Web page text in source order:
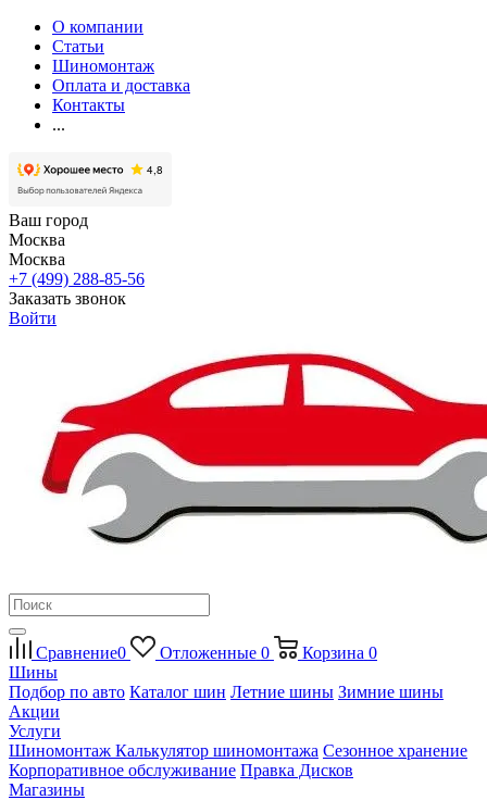
О компании
Статьи
Шиномонтаж
Оплата и доставка
Контакты
...
Ваш город
Москва
Москва
+7 (499) 288-85-56
Заказать звонок
Войти
Сравнение0 Отложенные 0 Корзина 0
Шины
Подбор по авто Каталог шин Летние шины Зимние шины
Акции
Услуги
Шиномонтаж Калькулятор шиномонтажа Сезонное хранение
Корпоративное обслуживание Правка Дисков
Магазины